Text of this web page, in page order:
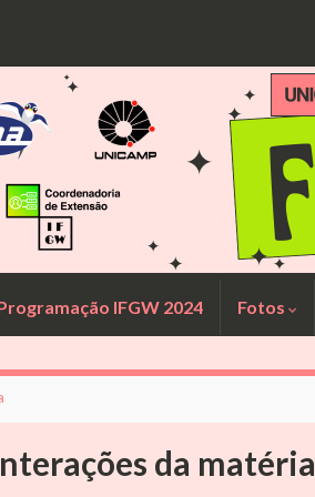
IFGW 2024 Fotos
da matéria